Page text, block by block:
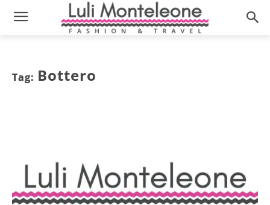
Tag: Bottero